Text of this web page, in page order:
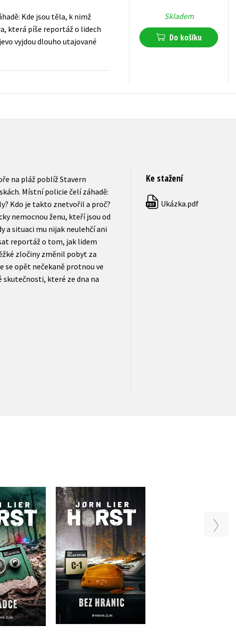
Kde jsou těla, k nimž
která píše reportáž o lidech
vyjdou dlouho utajované
Skladem
Do košíku
na pláž poblíž Stavern
Místní policie čelí záhadě:
Kdo je takto znetvořil a proč?
nemocnou ženu, kteří jsou od
a situaci mu nijak neulehčí ani
reportáž o tom, jak lidem
zločiny změnil pobyt za
se opět nečekaně protnou ve
skutečnosti, které ze dna na
Ke stažení
PDF Ukázka.pdf
Horst
449 Kč
Bez hranic
Jorn Lier Horst
Do košíku
469 Kč
375 Kč
Jorn Lier Horst